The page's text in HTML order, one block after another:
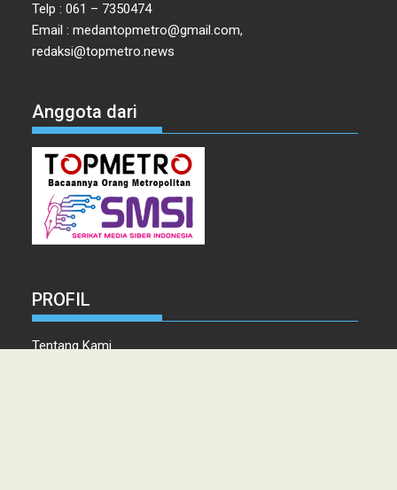
Telp : 061 – 7350474
Email : medantopmetro@gmail.com,
redaksi@topmetro.news
Anggota dari
PROFIL
Tentang Kami